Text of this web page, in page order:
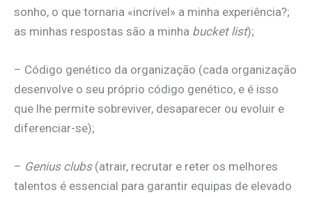
sonho, o que tornaria «incrível» a minha experiência?;
as minhas respostas são a minha bucket list);
– Código genético da organização (cada organização
desenvolve o seu próprio código genético, e é isso
que lhe permite sobreviver, desaparecer ou evoluir e
diferenciar-se);
– Genius clubs(atrair, recrutar e reter os melhores
talentos é essencial para garantir equipas de elevado